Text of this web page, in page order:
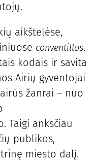
aikštelėse,
conventillos.
kodais ir savita
Airių gyventojai
žanrai – nuo
Taigi anksčiau
publikos,
miesto dalį.